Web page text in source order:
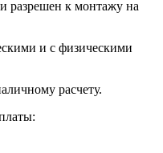
разрешен к монтажу на
и с физическими
расчету.